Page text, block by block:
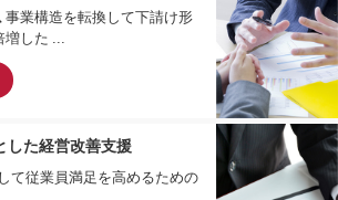
事業構造を転換して下請け形
増した ...
した経営改善支援
て従業員満足を高めるための